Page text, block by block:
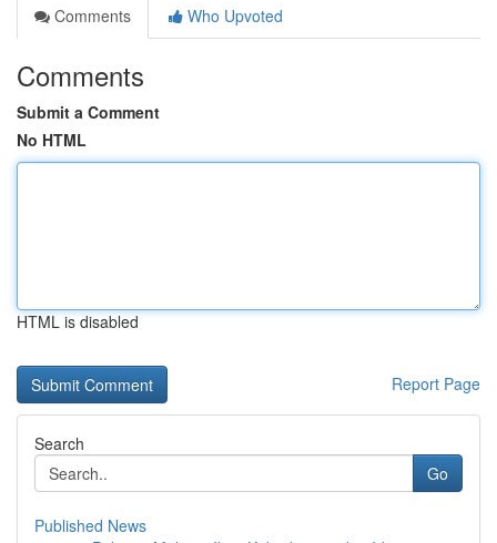
Comments
Who Upvoted
Comments
Submit a Comment
No HTML
HTML is disabled
Report Page
Search
Go
Published News